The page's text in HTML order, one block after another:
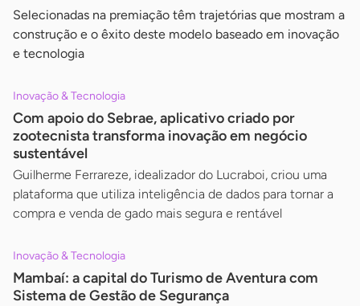
Selecionadas na premiação têm trajetórias que mostram a
construção e o êxito deste modelo baseado em inovação
e tecnologia
Inovação & Tecnologia
Com apoio do Sebrae, aplicativo criado por
zootecnista transforma inovação em negócio
sustentável
Guilherme Ferrareze, idealizador do Lucraboi, criou uma
plataforma que utiliza inteligência de dados para tornar a
compra e venda de gado mais segura e rentável
Inovação & Tecnologia
Mambaí: a capital do Turismo de Aventura com
Sistema de Gestão de Segurança